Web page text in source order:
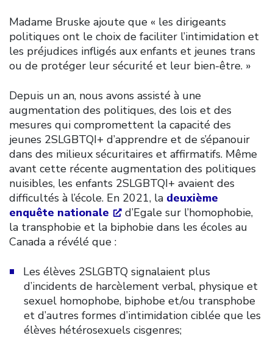
Madame Bruske ajoute que « les dirigeants
politiques ont le choix de faciliter l’intimidation et
les préjudices infligés aux enfants et jeunes trans
ou de protéger leur sécurité et leur bien-être. »
Depuis un an, nous avons assisté à une
augmentation des politiques, des lois et des
mesures qui compromettent la capacité des
jeunes 2SLGBTQI+ d’apprendre et de s’épanouir
dans des milieux sécuritaires et affirmatifs. Même
avant cette récente augmentation des politiques
nuisibles, les enfants 2SLGBTQI+ avaient des
difficultés à l’école. En 2021, la deuxième
enquête nationale
d’Egale sur l’homophobie,
la transphobie et la biphobie dans les écoles au
Canada a révélé que :
Les élèves 2SLGBTQ signalaient plus
d’incidents de harcèlement verbal, physique et
sexuel homophobe, biphobe et/ou transphobe
et d’autres formes d’intimidation ciblée que les
élèves hétérosexuels cisgenres;